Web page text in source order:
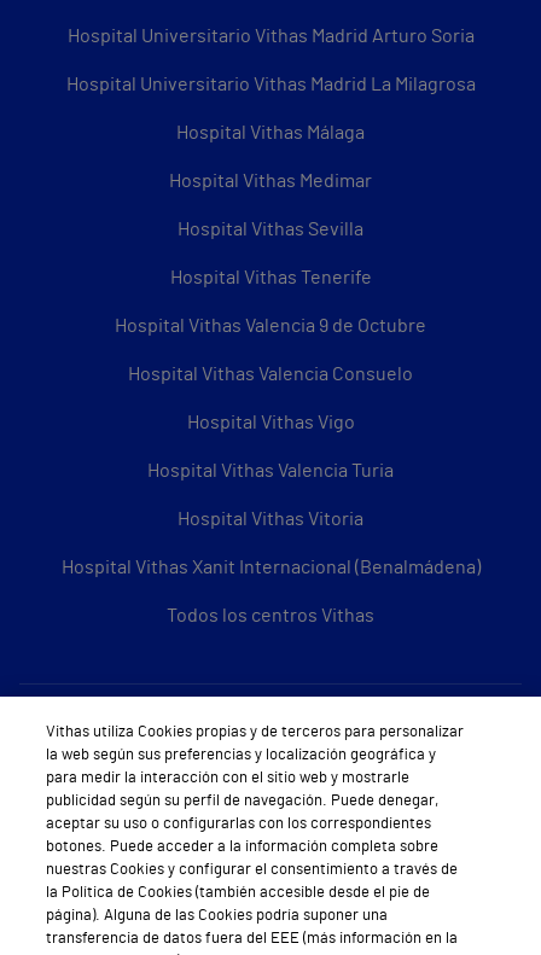
Hospital Universitario Vithas Madrid Arturo Soria
Hospital Universitario Vithas Madrid La Milagrosa
Hospital Vithas Málaga
Hospital Vithas Medimar
Hospital Vithas Sevilla
Hospital Vithas Tenerife
Hospital Vithas Valencia 9 de Octubre
Hospital Vithas Valencia Consuelo
Hospital Vithas Vigo
Hospital Vithas Valencia Turia
Hospital Vithas Vitoria
Hospital Vithas Xanit Internacional (Benalmádena)
Todos los centros Vithas
Sobre Vithas
Quiénes somos
Trabajar en Vithas
Teléfono Cita Médica
Teléfono Atención al Cliente
Vithas utiliza Cookies propias y de terceros para personalizar
la web según sus preferencias y localización geográfica y
para medir la interacción con el sitio web y mostrarle
publicidad según su perfil de navegación. Puede denegar,
aceptar su uso o configurarlas con los correspondientes
botones. Puede acceder a la información completa sobre
nuestras Cookies y configurar el consentimiento a través de
la Política de Cookies (también accesible desde el pie de
página). Alguna de las Cookies podría suponer una
transferencia de datos fuera del EEE (más información en la